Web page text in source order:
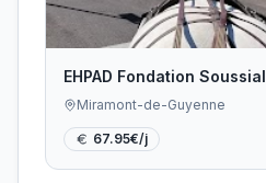
EHPAD Fondation Soussial
Miramont-de-Guyenne
67.95€/j